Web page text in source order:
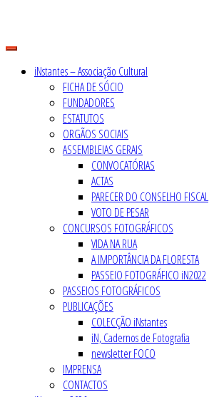
content
iNstantes – Associação Cultural
FICHA DE SÓCIO
FUNDADORES
ESTATUTOS
ORGÃOS SOCIAIS
ASSEMBLEIAS GERAIS
CONVOCATÓRIAS
ACTAS
PARECER DO CONSELHO FISCAL
VOTO DE PESAR
CONCURSOS FOTOGRÁFICOS
VIDA NA RUA
A IMPORTÂNCIA DA FLORESTA
PASSEIO FOTOGRÁFICO iN2022
PASSEIOS FOTOGRÁFICOS
PUBLICAÇÕES
COLECÇÃO iNstantes
iN, Cadernos de Fotografia
newsletter FOCO
IMPRENSA
CONTACTOS